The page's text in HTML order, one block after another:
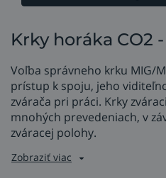
Krky horáka CO2
Voľba správneho krku MIG/
prístup k spoju, jeho
zvárača pri práci. Krky
mnohých prevedeniach, v
zváracej polohy.
Zobraziť viac